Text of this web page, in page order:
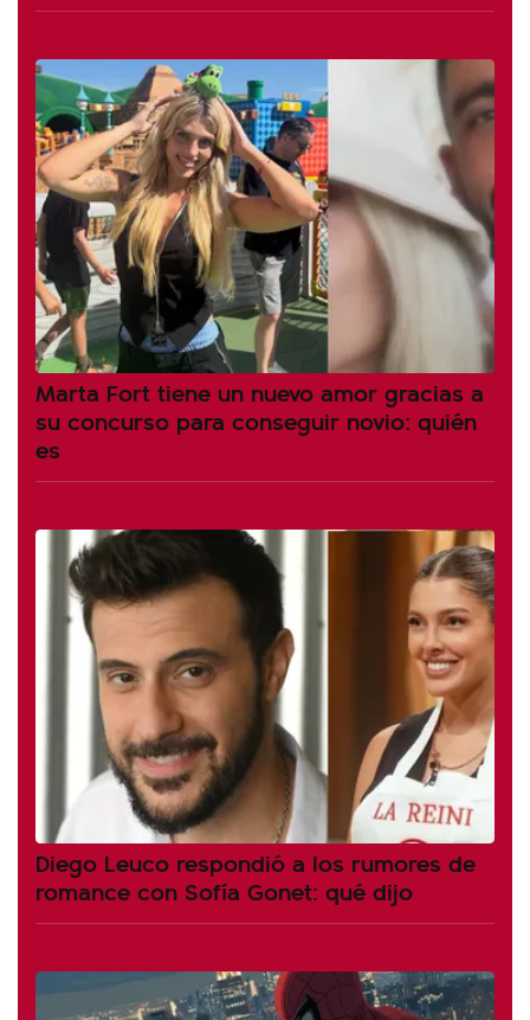
Marta Fort tiene un nuevo amor gracias a
su concurso para conseguir novio: quién
es
Diego Leuco respondió a los rumores de
romance con Sofía Gonet: qué dijo